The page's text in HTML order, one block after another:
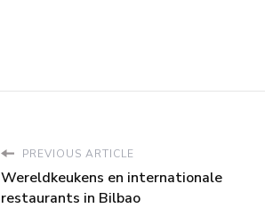
PREVIOUS ARTICLE
Wereldkeukens en internationale
restaurants in Bilbao